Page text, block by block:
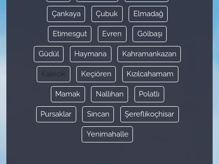
Çankaya Çubuk Elmadağ
Etimesgut Evren Gölbaşı
Güdül Haymana Kahramankazan
Kalecik Keçiören Kızılcahamam
Mamak Nallıhan Polatlı
Pursaklar Sincan Şereflikoçhisar
Yenimahalle